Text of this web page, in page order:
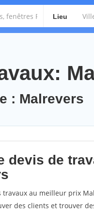
Lieu
: Malrevers
devis de
au meilleur prix
des clients et trouver